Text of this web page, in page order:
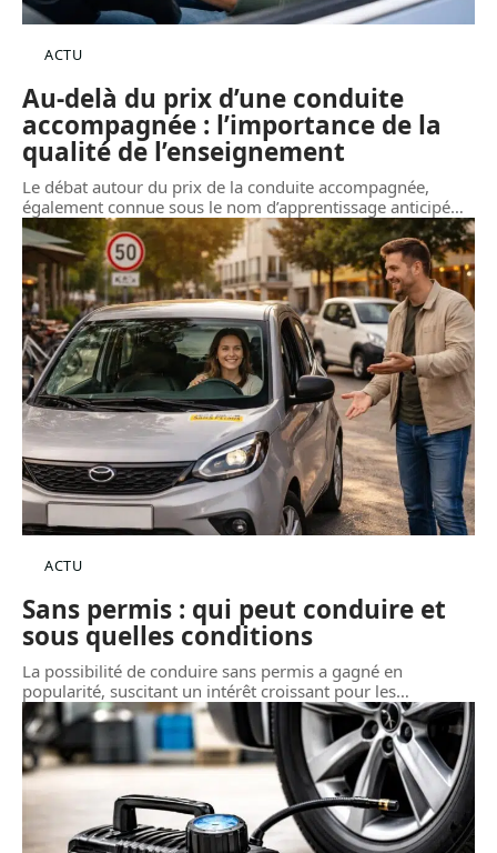
ACTU
Au-delà du prix d’une conduite
accompagnée : l’importance de la
qualité de l’enseignement
Le débat autour du prix de la conduite accompagnée,
également connue sous le nom d’apprentissage anticipé…
ACTU
Sans permis : qui peut conduire et
sous quelles conditions
La possibilité de conduire sans permis a gagné en
popularité, suscitant un intérêt croissant pour les…